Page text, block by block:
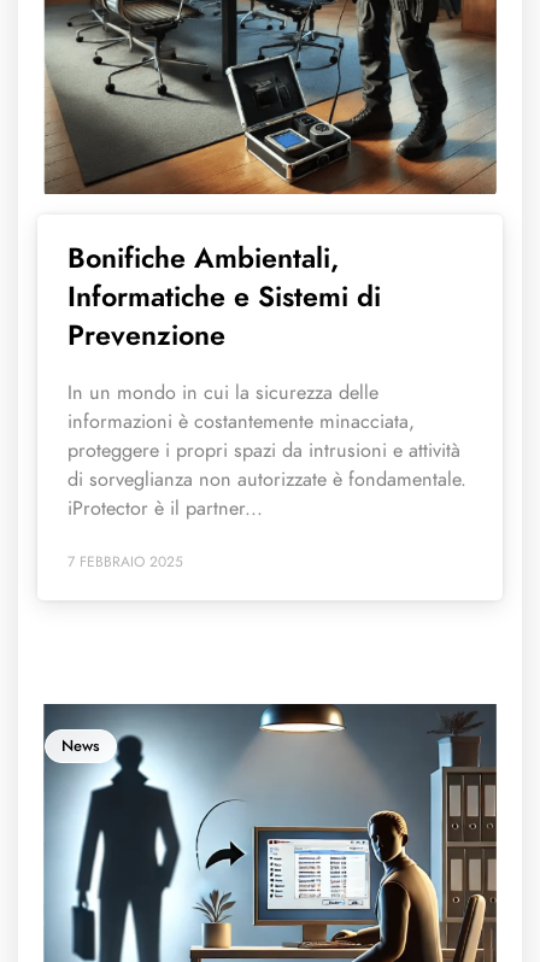
Bonifiche Ambientali,
Informatiche e Sistemi di
Prevenzione
In un mondo in cui la sicurezza delle
informazioni è costantemente minacciata,
proteggere i propri spazi da intrusioni e attività
di sorveglianza non autorizzate è fondamentale.
iProtector è il partner...
7 FEBBRAIO 2025
News